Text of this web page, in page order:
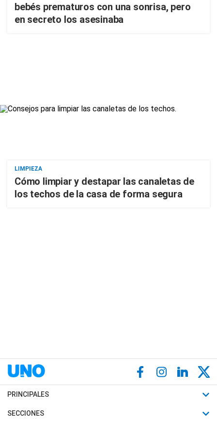
bebés prematuros con una sonrisa, pero
en secreto los asesinaba
LIMPIEZA
Cómo limpiar y destapar las canaletas de
los techos de la casa de forma segura
PRINCIPALES
Últimas Noticias
SECCIONES